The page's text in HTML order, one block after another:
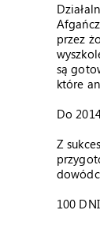
przez
są
które
Do
Z
100